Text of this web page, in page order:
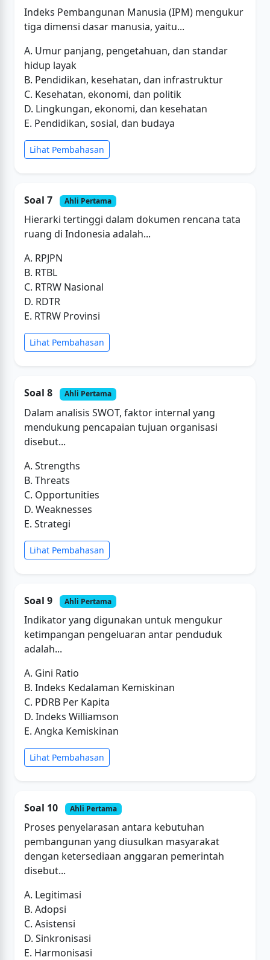
Indeks Pembangunan Manusia (IPM) mengukur
tiga dimensi dasar manusia, yaitu...
A. Umur panjang, pengetahuan, dan standar
hidup layak
B. Pendidikan, kesehatan, dan infrastruktur
C. Kesehatan, ekonomi, dan politik
D. Lingkungan, ekonomi, dan kesehatan
E. Pendidikan, sosial, dan budaya
Lihat Pembahasan
Soal 7 Ahli Pertama
Hierarki tertinggi dalam dokumen rencana tata
ruang di Indonesia adalah...
A. RPJPN
B. RTBL
C. RTRW Nasional
D. RDTR
E. RTRW Provinsi
Lihat Pembahasan
Soal 8 Ahli Pertama
Dalam analisis SWOT, faktor internal yang
mendukung pencapaian tujuan organisasi
disebut...
A. Strengths
B. Threats
C. Opportunities
D. Weaknesses
E. Strategi
Lihat Pembahasan
Soal 9 Ahli Pertama
Indikator yang digunakan untuk mengukur
ketimpangan pengeluaran antar penduduk
adalah...
A. Gini Ratio
B. Indeks Kedalaman Kemiskinan
C. PDRB Per Kapita
D. Indeks Williamson
E. Angka Kemiskinan
Lihat Pembahasan
Soal 10 Ahli Pertama
Proses penyelarasan antara kebutuhan
pembangunan yang diusulkan masyarakat
dengan ketersediaan anggaran pemerintah
disebut...
A. Legitimasi
B. Adopsi
C. Asistensi
D. Sinkronisasi
E. Harmonisasi